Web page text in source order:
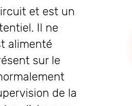
et est un
Il ne
alimenté
sur le
de la